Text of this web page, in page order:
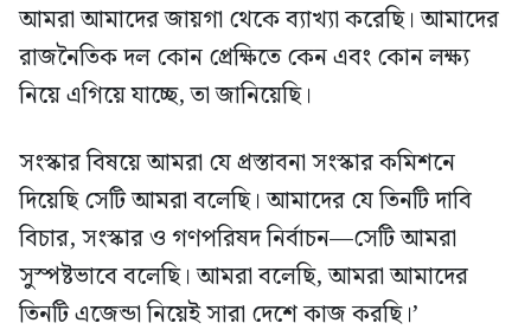
আমরা আমাদের জায়গা থেকে ব্যাখ্যা করেছি। আমাদের
রাজনৈতিক দল কোন প্রেক্ষিতে কেন এবং কোন লক্ষ্য
নিয়ে এগিয়ে যাচ্ছে, তা জানিয়েছি।
সংস্কার বিষয়ে আমরা যে প্রস্তাবনা সংস্কার কমিশনে
দিয়েছি সেটি আমরা বলেছি। আমাদের যে তিনটি দাবি
বিচার, সংস্কার ও গণপরিষদ নির্বাচন—সেটি আমরা
সুস্পষ্টভাবে বলেছি। আমরা বলেছি, আমরা আমাদের
তিনটি এজেন্ডা নিয়েই সারা দেশে কাজ করছি।’